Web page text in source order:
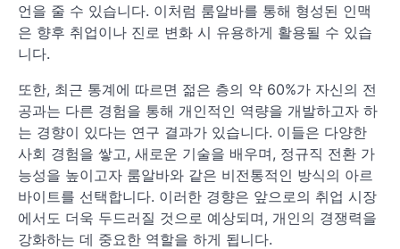
언을 줄 수 있습니다. 이처럼 룸알바를 통해 형성된 인맥
은 향후 취업이나 진로 변화 시 유용하게 활용될 수 있습
니다.
또한, 최근 통계에 따르면 젊은 층의 약 60%가 자신의 전
공과는 다른 경험을 통해 개인적인 역량을 개발하고자 하
는 경향이 있다는 연구 결과가 있습니다. 이들은 다양한
사회 경험을 쌓고, 새로운 기술을 배우며, 정규직 전환 가
능성을 높이고자 룸알바와 같은 비전통적인 방식의 아르
바이트를 선택합니다. 이러한 경향은 앞으로의 취업 시장
에서도 더욱 두드러질 것으로 예상되며, 개인의 경쟁력을
강화하는 데 중요한 역할을 하게 됩니다.